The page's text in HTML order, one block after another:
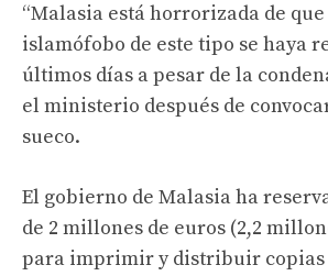
“Malasia está horrorizada de
islamófobo de este tipo se haya
últimos días a pesar de la
el ministerio después de
sueco.
El gobierno de Malasia ha
de 2 millones de euros (2,2
para imprimir y distribuir copias